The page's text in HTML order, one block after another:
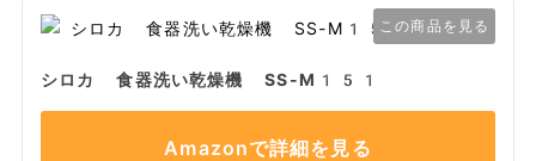
この商品を見る
シロカ 食器洗い乾燥機 SS-M151
Amazonで詳細を見る